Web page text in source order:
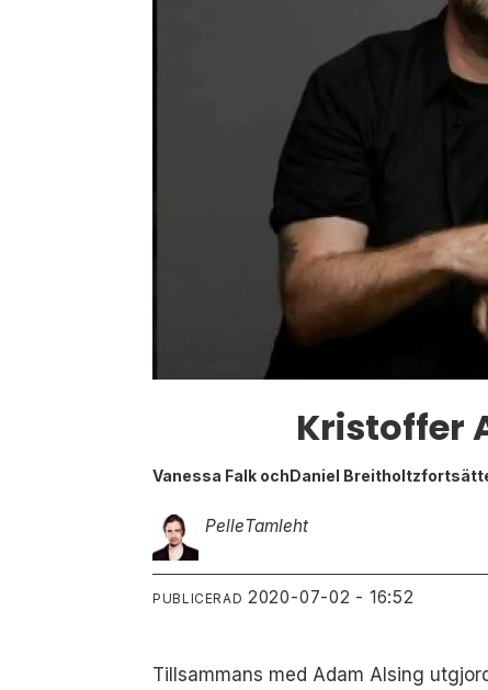
Kristoffer
Vanessa Falk ochDaniel
PelleTamleht
PUBLICERAD 2020-07-02 - 16:52
Tillsammans med Adam Alsing